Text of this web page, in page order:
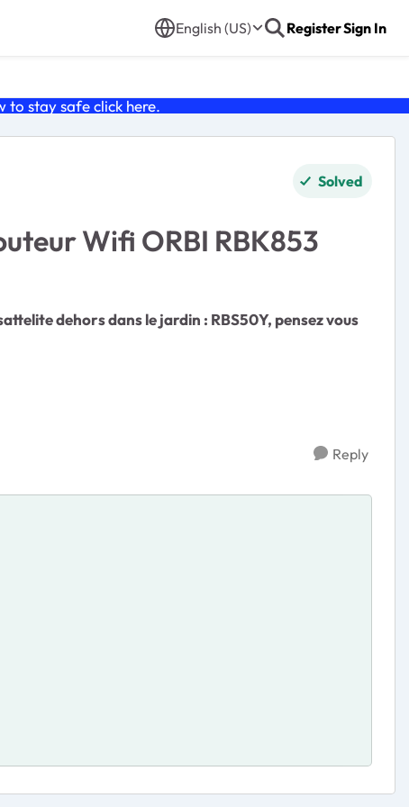
English (US) RegisterSign In
to stay safe click here.
Solved
Wifi ORBI RBK853
dehors dans le jardin : RBS50Y, pensez vous
Reply